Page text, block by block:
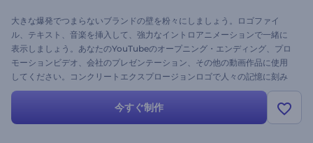
大きな爆発でつまらないブランドの壁を粉々にしましょう。ロゴファイ
ル、テキスト、音楽を挿入して、強力なイントロアニメーションで一緒に
表示しましょう。あなたのYouTubeのオープニング・エンディング、プロ
モーションビデオ、会社のプレゼンテーション、その他の動画作品に使用
してください。コンクリートエクスプロージョンロゴで人々の記憶に刻み
込みましょう。今すぐ試してみてください。
今すぐ制作